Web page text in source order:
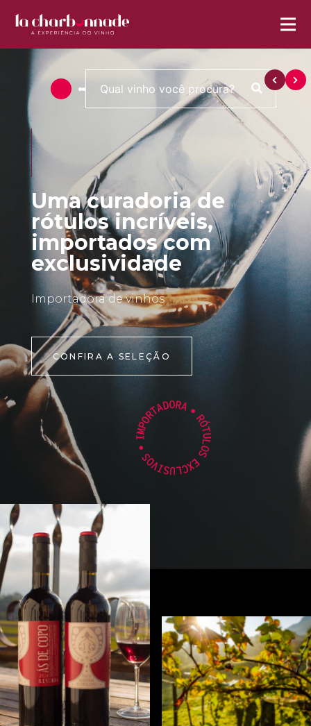
Uma curadoria de
rótulos incríveis,
importados com
exclusividade
Importadora de vinhos
CONFIRA A SELEÇÃO